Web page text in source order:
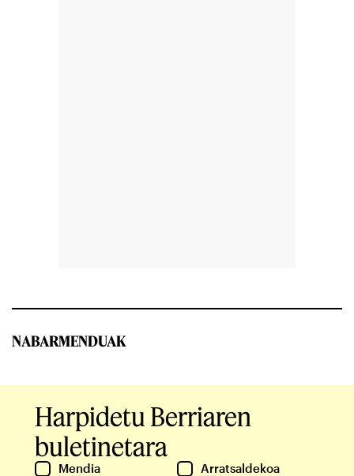
NABARMENDUAK
Harpidetu Berriaren
buletinetara
Mendia
Arratsaldekoa